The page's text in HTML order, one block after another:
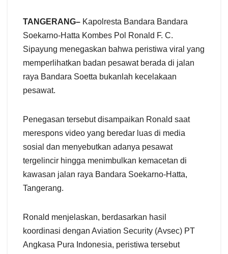
e
TANGERANG– Kapolresta Bandara Bandara
Soekarno-Hatta Kombes Pol Ronald F. C.
Sipayung menegaskan bahwa peristiwa viral yang
memperlihatkan badan pesawat berada di jalan
raya Bandara Soetta bukanlah kecelakaan
pesawat.
Penegasan tersebut disampaikan Ronald saat
merespons video yang beredar luas di media
sosial dan menyebutkan adanya pesawat
tergelincir hingga menimbulkan kemacetan di
kawasan jalan raya Bandara Soekarno-Hatta,
Tangerang.
Ronald menjelaskan, berdasarkan hasil
koordinasi dengan Aviation Security (Avsec) PT
Angkasa Pura Indonesia, peristiwa tersebut